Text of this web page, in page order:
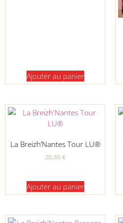
Ajouter au panier
La Breizh’Nantes Tour LU®
20,65€
Ajouter au panier